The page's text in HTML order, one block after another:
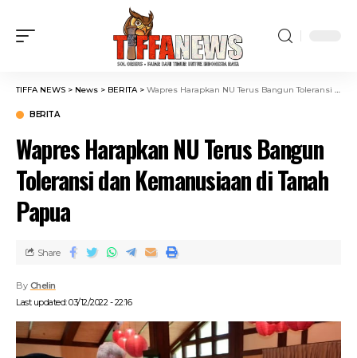
TIFFA NEWS > News > BERITA> Wapres Harapkan NU Terus Bangun Toleransi dan Kemanusiaan di Tanah Papua
BERITA
Wapres Harapkan NU Terus Bangun
Toleransi dan Kemanusiaan di Tanah
Papua
Last updated: 03/12/2022 - 22:16
By Chelin
Share